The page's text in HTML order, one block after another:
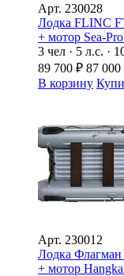
Арт. 230028
Лодка FLINC
+ мотор Sea-
3 чел · 5 л.с. ·
89 700 ₽ 87 000
В корзину
Арт. 230012
Лодка Флагман
+ мотор